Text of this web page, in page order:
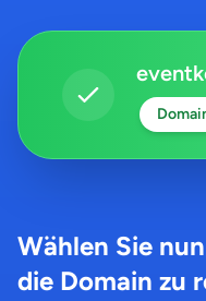
Wählen Sie
die Domain zu